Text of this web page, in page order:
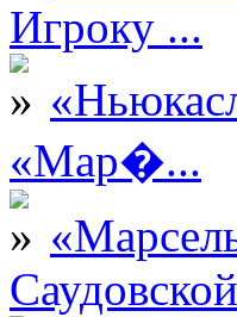
Игроку ...
«Мар�...